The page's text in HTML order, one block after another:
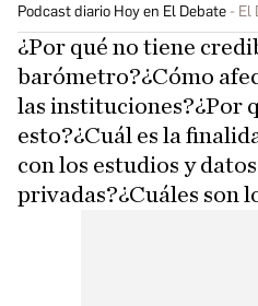
Podcast diario Hoy en El Debate El
¿Por qué no tiene
barómetro?¿Cómo
las instituciones?¿Por
esto?¿Cuál es la
con los estudios y
privadas?¿Cuáles son